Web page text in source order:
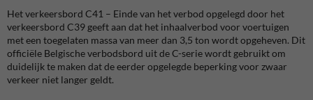
Het verkeersbord C41 – Einde van het verbod opgelegd door het
verkeersbord C39 geeft aan dat het inhaalverbod voor voertuigen
met een toegelaten massa van meer dan 3,5 ton wordt opgeheven. Dit
officiële Belgische verbodsbord uit de C-serie wordt gebruikt om
duidelijk te maken dat de eerder opgelegde beperking voor zwaar
verkeer niet langer geldt.